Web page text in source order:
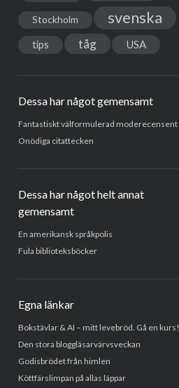
Stockholm svenska
tips tåg USA
Dessa har något gemensamt
Fantastiskt välformulerad moderecensent
Onödiga citattecken
Dessa har något helt annat
gemensamt
En amerikansk språkpolis
Fula biblioteksböcker
Egna länkar
Bokstävlar & AI – mitt levebröd. Gå en kurs!
Den stora bloggläsarvärvsveckan
Godisbrödet från himlen
Köttfärslimpan på allas läppar